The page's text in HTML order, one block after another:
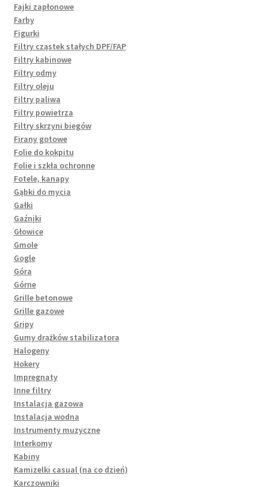
Fajki zapłonowe
Farby
Figurki
Filtry cząstek stałych DPF/FAP
Filtry kabinowe
Filtry odmy
Filtry oleju
Filtry paliwa
Filtry powietrza
Filtry skrzyni biegów
Firany gotowe
Folie do kokpitu
Folie i szkła ochronne
Fotele, kanapy
Gąbki do mycia
Gałki
Gaźniki
Głowice
Gmole
Gogle
Góra
Górne
Grille betonowe
Grille gazowe
Gripy
Gumy drążków stabilizatora
Halogeny
Hokery
Impregnaty
Inne filtry
Instalacja gazowa
Instalacja wodna
Instrumenty muzyczne
Interkomy
Kabiny
Kamizelki casual (na co dzień)
Karczowniki